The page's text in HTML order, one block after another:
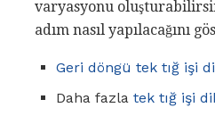
varyasyonu
adım nasıl yapılacağını
Geri döngü tek tığ işi
Daha fazla tek tığ işi